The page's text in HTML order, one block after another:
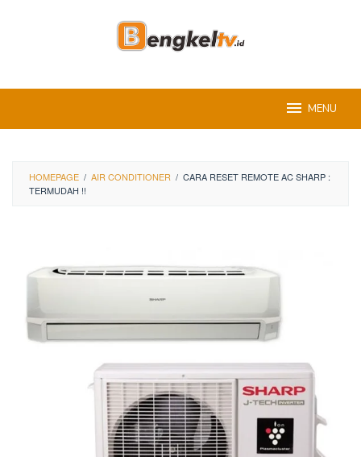
MENU
HOMEPAGE / AIR CONDITIONER / CARA RESET REMOTE AC SHARP :
TERMUDAH !!